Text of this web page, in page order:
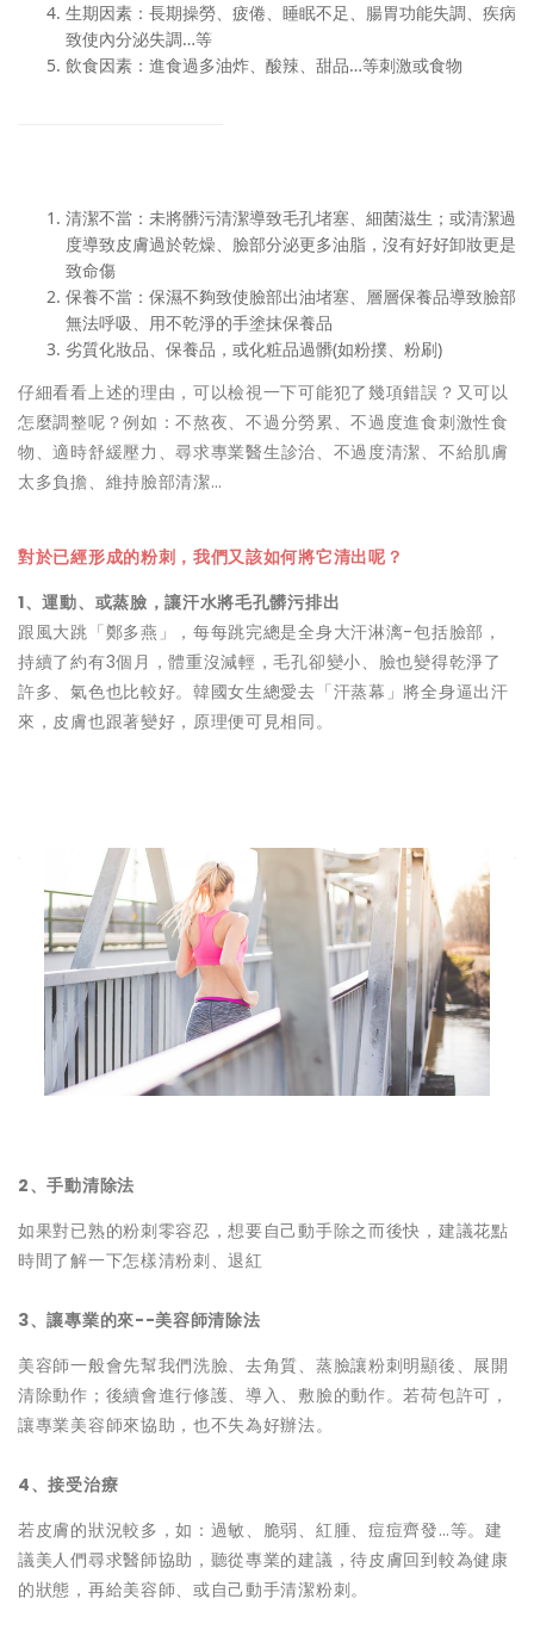
生期因素：長期操勞、疲倦、睡眠不足、腸胃功能失調、疾病
致使內分泌失調…等
飲食因素：進食過多油炸、酸辣、甜品…等刺激或食物
清潔不當：未將髒污清潔導致毛孔堵塞、細菌滋生；或清潔過
度導致皮膚過於乾燥、臉部分泌更多油脂，沒有好好卸妝更是
致命傷
保養不當：保濕不夠致使臉部出油堵塞、層層保養品導致臉部
無法呼吸、用不乾淨的手塗抹保養品
劣質化妝品、保養品，或化粧品過髒(如粉撲、粉刷)
仔細看看上述的理由，可以檢視一下可能犯了幾項錯誤？又可以
怎麼調整呢？例如：不熬夜、不過分勞累、不過度進食刺激性食
物 、適時舒緩壓力 、尋求專業醫生診治、 不過度清潔、 不給肌膚
太多負擔、 維持臉部清潔…
對於已經形成的粉刺，我們又該如何將它清出呢？
1、運動、或蒸臉，讓汗水將毛孔髒污排出
跟風大跳「鄭多燕」，每每跳完總是全身大汗淋漓-包括臉部，
持續了約有3個月，體重沒減輕，毛孔卻變小、臉也變得乾淨了
許多、氣色也比較好。韓國女生總愛去「汗蒸幕」將全身逼出汗
來，皮膚也跟著變好，原理便可見相同。
2、手動清除法
如果對已熟的粉刺零容忍，想要自己動手除之而後快，建議花點
時間了解一下怎樣清粉刺、退紅
3、讓專業的來--美容師清除法
美容師一般會先幫我們洗臉、去角質、蒸臉讓粉刺明顯後、展開
清除動作；後續會進行修護、導入、敷臉的動作。若荷包許可，
讓專業美容師來協助，也不失為好辦法。
4、接受治療
若皮膚的狀況較多，如：過敏、脆弱、紅腫、痘痘齊發…等。建
議美人們尋求醫師協助，聽從專業的建議，待皮膚回到較為健康
的狀態，再給美容師、或自己動手清潔粉刺。